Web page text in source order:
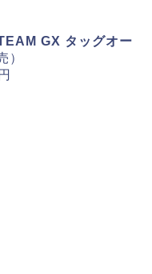
GX タッグオー
）